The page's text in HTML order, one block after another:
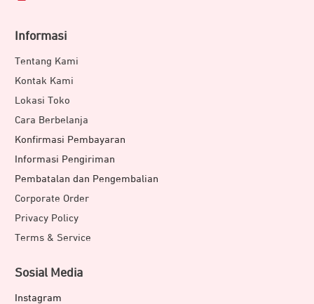
Informasi
Tentang Kami
Kontak Kami
Lokasi Toko
Cara Berbelanja
Konfirmasi Pembayaran
Informasi Pengiriman
Pembatalan dan Pengembalian
Corporate Order
Privacy Policy
Terms & Service
Sosial Media
Instagram